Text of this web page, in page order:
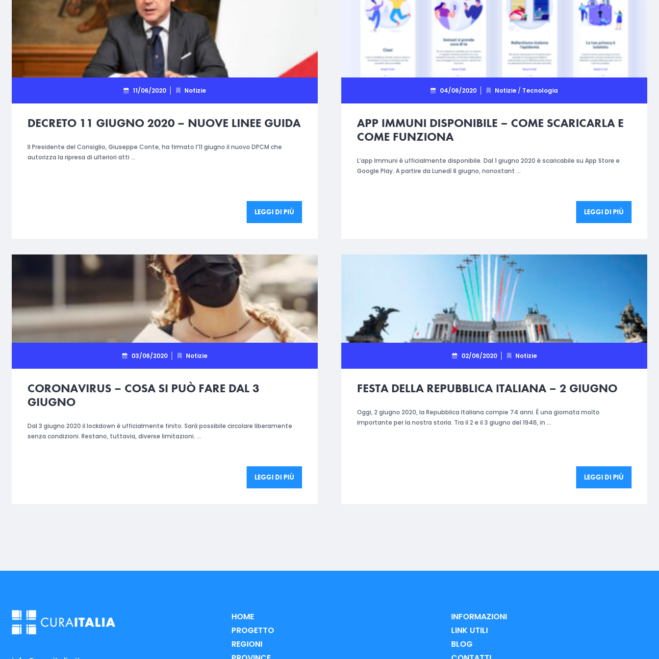
11/06/2020 Notizie
DECRETO 11 GIUGNO 2020 – NUOVE LINEE GUIDA
Il Presidente del Consiglio, Giuseppe Conte, ha firmato l’11 giugno il nuovo DPCM che
autorizza la ripresa di ulteriori atti …
LEGGI DI PIÙ
04/06/2020 Notizie / Tecnologia
APP IMMUNI DISPONIBILE – COME SCARICARLA E
COME FUNZIONA
L’app Immuni è ufficialmente disponibile. Dal 1 giugno 2020 è scaricabile su App Store e
Google Play. A partire da Lunedì 8 giugno, nonostant …
LEGGI DI PIÙ
03/06/2020 Notizie
CORONAVIRUS – COSA SI PUÒ FARE DAL 3
GIUGNO
Dal 3 giugno 2020 il lockdown è ufficialmente finito. Sarà possibile circolare liberamente
senza condizioni. Restano, tuttavia, diverse limitazioni. …
LEGGI DI PIÙ
02/06/2020 Notizie
FESTA DELLA REPUBBLICA ITALIANA – 2 GIUGNO
Oggi, 2 giugno 2020, la Repubblica Italiana compie 74 anni. È una giornata molto
importante per la nostra storia. Tra il 2 e il 3 giugno del 1946, in …
LEGGI DI PIÙ
HOME
PROGETTO
REGIONI
INFORMAZIONI
LINK UTILI
BLOG